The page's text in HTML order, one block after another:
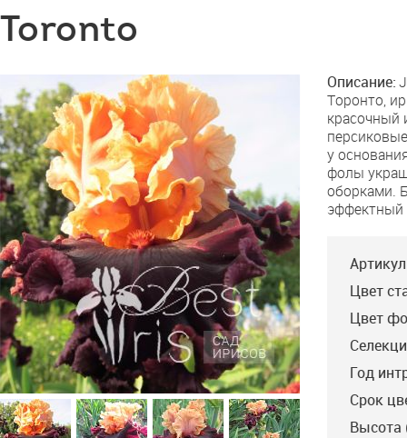
Toronto
Toronto Описание:
Торонто,
красочный
у
фолы
оборками.
эффектный
Цвет
Цвет
Год
Срок
Высота